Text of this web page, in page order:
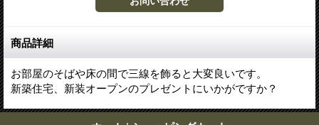
商品詳細
お部屋のそばや床の間で三線を飾ると大変良いです。
新築住宅、新装オープンのプレゼントにいかがですか？